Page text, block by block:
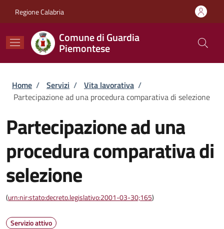
Regione Calabria
Comune di Guardia
Piemontese
Briciole di pane
Home / Servizi / Vita lavorativa /
Partecipazione ad una procedura comparativa di selezione
Partecipazione ad una
procedura comparativa di
selezione
(urn:nir:stato:decreto.legislativo:2001-03-30;165)
Servizio attivo